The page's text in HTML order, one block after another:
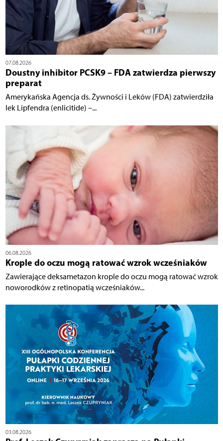
07.08.2026
Doustny inhibitor PCSK9 – FDA zatwierdza pierwszy
preparat
Amerykańska Agencja ds. Żywności i Leków (FDA) zatwierdziła
lek Lipfendra (enlicitide) –...
06.08.2026
Krople do oczu mogą ratować wzrok wcześniaków
Zawierające deksametazon krople do oczu mogą ratować wzrok
noworodków z retinopatią wcześniaków...
03.08.2026